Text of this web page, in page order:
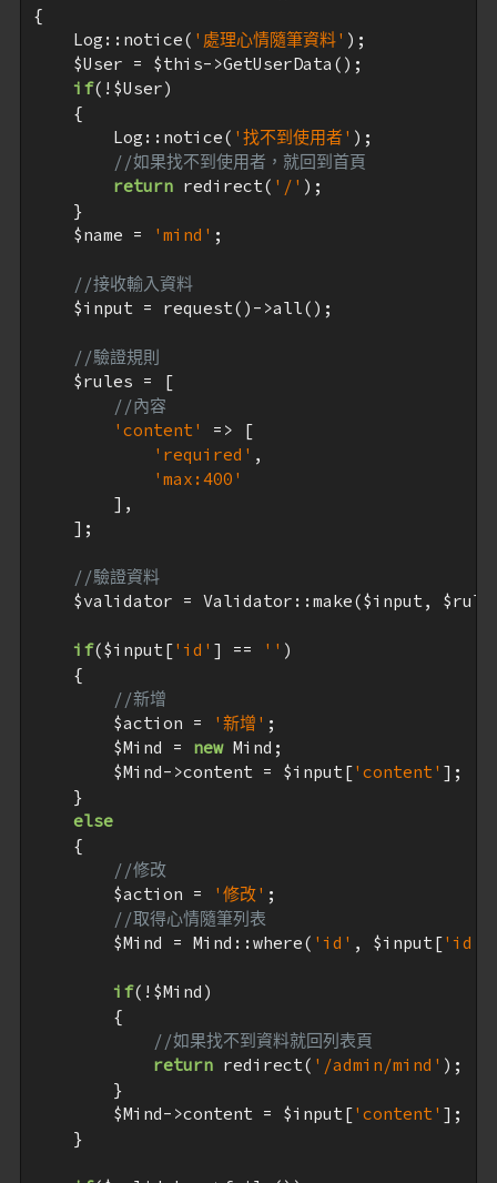
{
    Log::notice(
'處理心情隨筆資料' );
$User = $this->GetUserData();
if(! $User)
    {
        Log::notice(
'找不到使用者' );
//如果找不到使用者，就回到首頁
return redirect( '/' );
    }
$name = 'mind' ;
//接收輸入資料
$input = request()->all();
//驗證規則
$rules = [
//內容
'content'
=> [
'required' ,
'max:400'
        ],
    ];
//驗證資料
$validator = Validator::make($input,
if($input['id' ] == '' )
    {
//新增
$action = '新增' ;
$Mind
= new Mind;
$Mind->content = $input['content' ];
    }
else
    {
//修改
$action = '修改' ;
//取得心情隨筆列表
$Mind
= Mind::where( 'id' , $input['id'
if(! $Mind )
        {
//如果找不到資料就回列表頁
return redirect( '/admin/mind' );
        }
$Mind->content = $input['content' ];
    }